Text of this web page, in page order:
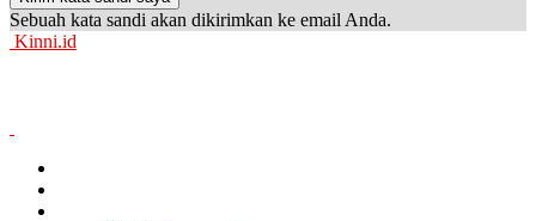
Sebuah kata sandi akan dikirimkan ke email Anda.
Kinni.id